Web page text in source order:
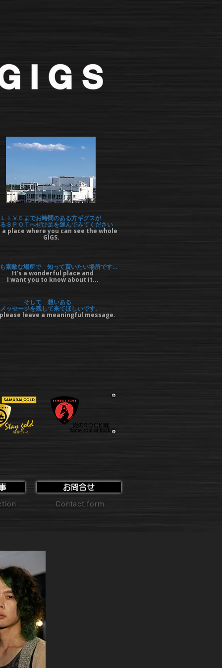
ＬＩＶＥまでお時間のある方ギグスが
ＳＰＯＴへぜひ足を運んでみてください
a place where you can see the whole
GIGS.
素敵な場所で 知って貰いたい場所です…
It's a wonderful place and
I want you to know about it...
そして 想いある
メッセージを残して来てほしいです。
leave a meaningful message.
お問合せ
Contact form